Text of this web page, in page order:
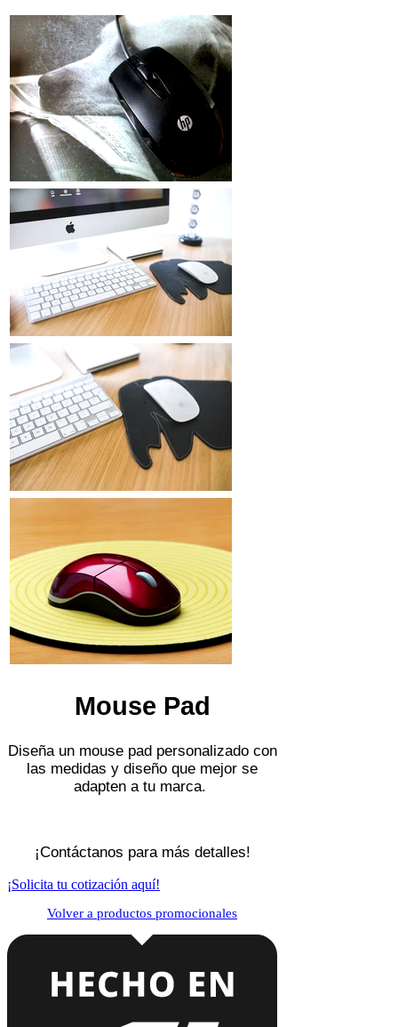
Mouse Pad
Diseña un mouse pad personalizado con
las medidas y diseño que mejor se
adapten a tu marca.
¡Contáctanos para más detalles!
¡Solicita tu cotización aquí!
Volver a productos promocionales